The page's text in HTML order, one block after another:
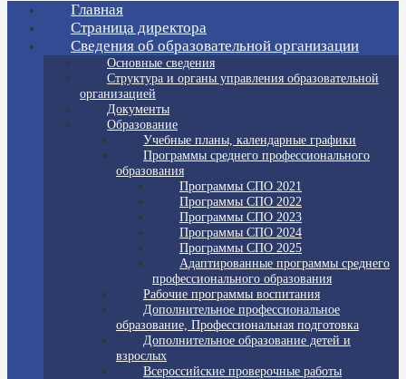
Главная
Страница директора
Сведения об образовательной организации
Основные сведения
Структура и органы управления образовательной
организацией
Документы
Образование
Учебные планы, календарные графики
Программы среднего профессионального
образования
Программы СПО 2021
Программы СПО 2022
Программы СПО 2023
Программы СПО 2024
Программы СПО 2025
Адаптированные программы среднего
профессионального образования
Рабочие программы воспитания
Дополнительное профессиональное
образование, Профессиональная подготовка
Дополнительное образование детей и
взрослых
Всероссийские проверочные работы